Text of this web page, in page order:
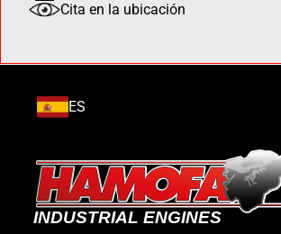
Cita en la ubicación
ES